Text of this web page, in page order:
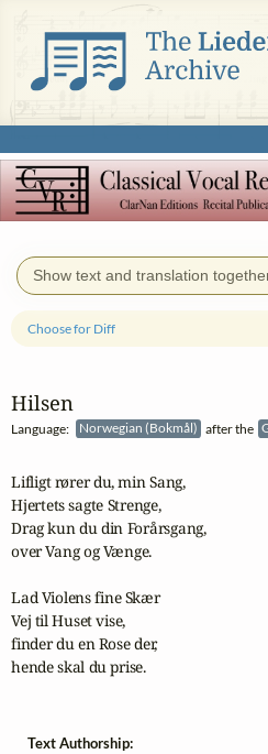
Show text and translation
Hilsen
Language: Norwegian (Bokmål) after the
Choose for Diff
Lifligt rører du, min Sang,
Hjertets sagte Strenge,
Drag kun du din Forårsgang,
over Vang og Vænge.
Lad Violens fine Skær
Vej til Huset vise,
finder du en Rose der,
hende skal du prise.
Text Authorship: